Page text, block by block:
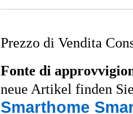
Prezzo di Vendita
Fonte di
neue Artikel finden
Smarthome